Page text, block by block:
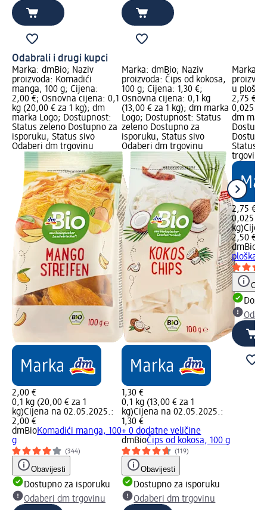
Odabrali i drugi kupci
Marka: dmBio; Naziv
proizvoda: Komadići
manga, 100 g; Cijena:
2,00 €; Osnovna cijena: 0,1
kg (20,00 € za 1 kg); dm
marka Logo; Dostupnost:
Status zeleno Dostupno za
isporuku, Status sivo
Odaberi dm trgovinu
2,00 €
0,1 kg (20,00 € za 1
kg)Cijena na 02.05.2025.:
2,00 €
dmBioKomadići manga, 100
g
(344)
Obavijesti
Dostupno za isporuku
Odaberi dm trgovinu
Marka: dmBio; Naziv
proizvoda: Čips od kokosa,
100 g; Cijena: 1,30 €;
Osnovna cijena: 0,1 kg
(13,00 € za 1 kg); dm marka
Logo; Dostupnost: Status
zeleno Dostupno za
isporuku, Status sivo
Odaberi dm trgovinu
1,30 €
0,1 kg (13,00 € za 1
kg)Cijena na 02.05.2025.:
1,30 €
+ 0 dodatne veličine
dmBioČips od kokosa, 100 g
(119)
Obavijesti
Dostupno za isporuku
Odaberi dm trgovinu
Marka:
u
2,75 €;
0,025 kg
dm
Status
trgovinu
2,75 €
0,025 kg
kg)
2,50 €
dmBio